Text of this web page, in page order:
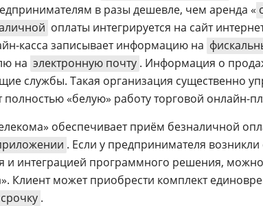
в разы дешевле, чем аренда «
оплаты интегрируется на сайт
касса записывает информацию на
на электронную почту . Информация о
службы. Такая организация существенно
полностью «белую» работу торговой онлайн-
обеспечивает приём безналичной
. Если у предпринимателя
и интеграцией программного решения, можно
Клиент может приобрести комплект
.